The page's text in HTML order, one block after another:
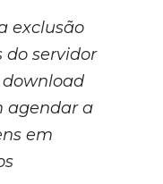
exclusão
servidor
download
agendar a
em